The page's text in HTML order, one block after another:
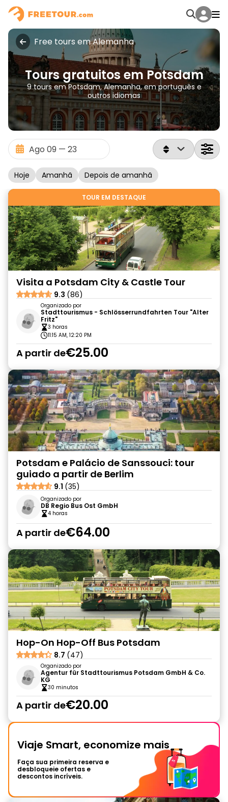
Free tours em Alemanha
Tours gratuitos em Potsdam
9 tours em Potsdam, Alemanha, em português e
outros idiomas
Hoje Amanhã Depois de amanhã
TOUR EM DESTAQUE
Visita a Potsdam City & Castle Tour
9.3 (86)
Organizado por
Stadttourismus - Schlösserrundfahrten Tour "Alter
Fritz"
3 horas
11:15 AM, 12:20 PM
A partir de€25.00
Potsdam e Palácio de Sanssouci: tour
guiado a partir de Berlim
9.1 (35)
Organizado por
DB Regio Bus Ost GmbH
4 horas
A partir de€64.00
Hop-On Hop-Off Bus Potsdam
8.7 (47)
Organizado por
Agentur für Stadttourismus Potsdam GmbH & Co.
KG
30 minutos
A partir de€20.00
Viaje Smart, economize mais
Faça sua primeira reserva e
desbloqueie ofertas e
descontos incríveis.